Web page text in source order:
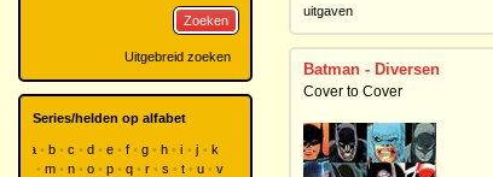
uitgaven
Batman - Diversen
Cover to Cover
Zoeken
Uitgebreid zoeken
Series/helden op alfabet
a b c d e f g h i j
k
m n o p q r s t u
v